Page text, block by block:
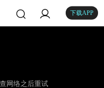
下载APP
网络之后重试